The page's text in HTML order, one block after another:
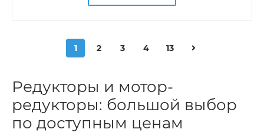
1 2 3 4 13
Редукторы и мотор-
редукторы: большой выбор
по доступным ценам